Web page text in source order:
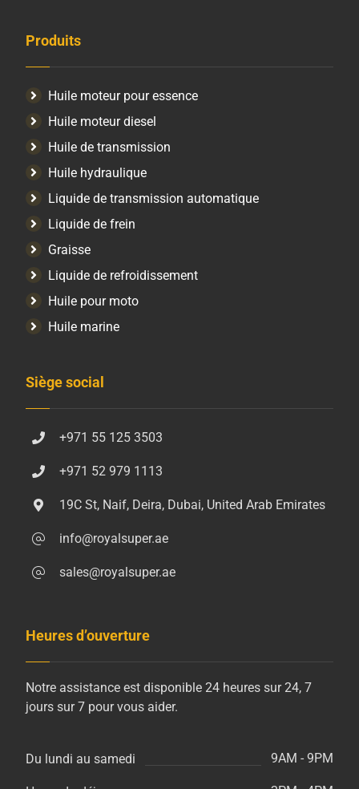
Produits
Huile moteur pour essence
Huile moteur diesel
Huile de transmission
Huile hydraulique
Liquide de transmission automatique
Liquide de frein
Graisse
Liquide de refroidissement
Huile pour moto
Huile marine
Siège social
+971 55 125 3503
+971 52 979 1113
19C St, Naif, Deira, Dubai, United Arab Emirates
info@royalsuper.ae
sales@royalsuper.ae
Heures d’ouverture
Notre assistance est disponible 24 heures sur 24, 7
jours sur 7 pour vous aider.
Du lundi au samedi 9AM - 9PM